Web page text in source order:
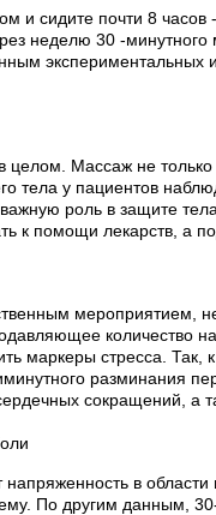
и сидите почти 8
неделю 30 -минутного
целом. Массаж не
тела у пациентов
роль в защите
к помощи лекарств, а
мероприятием,
количество
маркеры стресса.
разминания
сокращений, а
в
По другим данным,